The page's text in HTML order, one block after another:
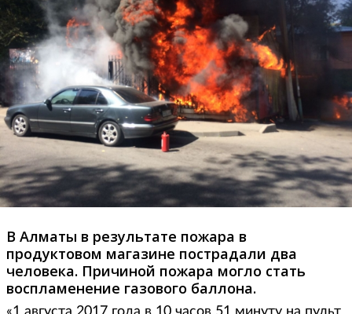
В Алматы в результате пожара в
продуктовом магазине пострадали два
человека. Причиной пожара могло стать
воспламенение газового баллона.